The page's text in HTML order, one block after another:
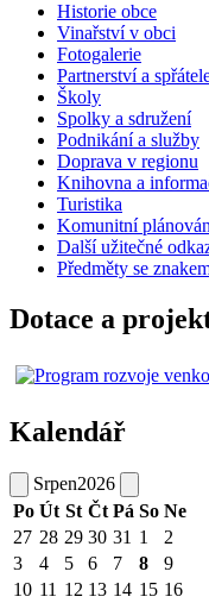
Historie obce
Vinařství v obci
Fotogalerie
Partnerství a
Školy
Spolky a sdružení
Podnikání a služby
Doprava v regionu
Knihovna a
Turistika
Komunitní
Další užitečné
Předměty se
Dotace a
Kalendář
Srpen2026
Po Út St Čt Pá So Ne
27 28 29 30 31 1
2
3
4 5 6 7 8
9
10 11 12 13 14 15 16